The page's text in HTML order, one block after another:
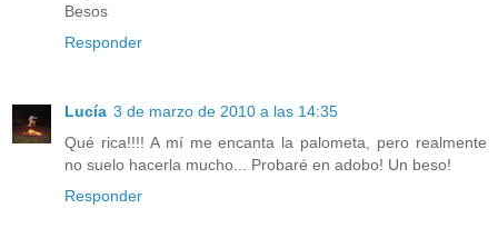
Besos
Responder
Lucía 3 de marzo de 2010 a las 14:35
Qué rica!!!! A mí me encanta la palometa, pero realmente
no suelo hacerla mucho... Probaré en adobo! Un beso!
Responder